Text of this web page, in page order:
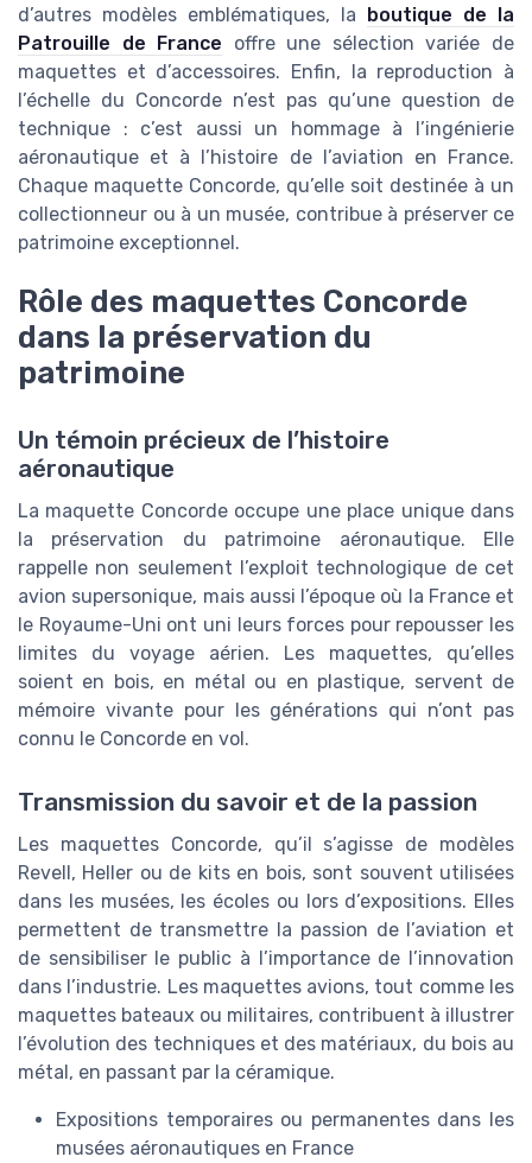
d’autres modèles emblématiques, la
boutique de la
Patrouille de France offre une sélection variée de
maquettes et d’accessoires. Enfin, la reproduction à
l’échelle du Concorde n’est pas qu’une question de
technique : c’est aussi un hommage à l’ingénierie
aéronautique et à l’histoire de l’aviation en France.
Chaque maquette Concorde, qu’elle soit destinée à un
collectionneur ou à un musée, contribue à préserver ce
patrimoine exceptionnel.
Rôle des maquettes Concorde
dans la préservation du
patrimoine
Un témoin précieux de l’histoire
aéronautique
La maquette Concorde occupe une place unique dans
la préservation du patrimoine aéronautique. Elle
rappelle non seulement l’exploit technologique de cet
avion supersonique, mais aussi l’époque où la France et
le Royaume-Uni ont uni leurs forces pour repousser les
limites du voyage aérien. Les maquettes, qu’elles
soient en bois, en métal ou en plastique, servent de
mémoire vivante pour les générations qui n’ont pas
connu le Concorde en vol.
Transmission du savoir et de la passion
Les maquettes Concorde, qu’il s’agisse de modèles
Revell, Heller ou de kits en bois, sont souvent utilisées
dans les musées, les écoles ou lors d’expositions. Elles
permettent de transmettre la passion de l’aviation et
de sensibiliser le public à l’importance de l’innovation
dans l’industrie. Les maquettes avions, tout comme les
maquettes bateaux ou militaires, contribuent à illustrer
l’évolution des techniques et des matériaux, du bois au
métal, en passant par la céramique.
Expositions temporaires ou permanentes dans les
musées aéronautiques en France